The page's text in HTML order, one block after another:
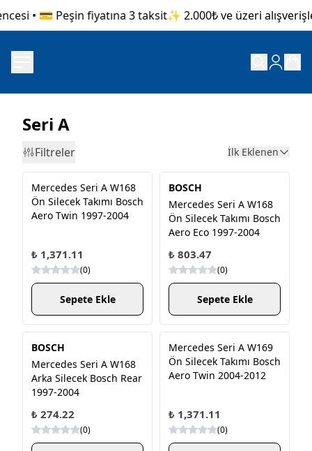
• 💳 Peşin fiyatına 3 taksit✨ 2.000₺ ve üzeri
Seri A
Filtreler İlk Eklenen
Mercedes Seri A W168
Ön Silecek Takımı Bosch
Aero Twin 1997-2004
₺ 1,371.11
(0)
Sepete Ekle
BOSCH
Mercedes Seri A W168
Ön Silecek Takımı Bosch
Aero Eco 1997-2004
₺ 803.47
(0)
Sepete Ekle
BOSCH
Mercedes Seri A W168
Arka Silecek Bosch Rear
1997-2004
₺ 274.22
(0)
Mercedes Seri A W169
Ön Silecek Takımı Bosch
Aero Twin 2004-2012
₺ 1,371.11
(0)